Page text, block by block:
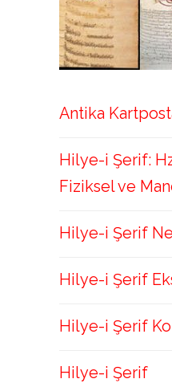
Antika
Hilye-i Şerif:
Fiziksel ve
Hilye-i Şerif
Hilye-i Şerif
Hilye-i Şerif
Hilye-i Şerif